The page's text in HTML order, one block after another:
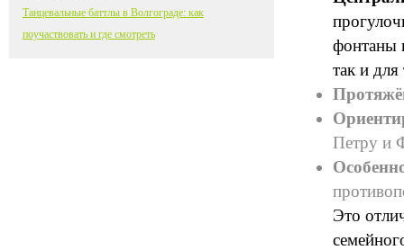
фонтаны
так и для
Петру и
Это
Танцевальные баттлы в Волгограде: как
поучаствовать и где смотреть